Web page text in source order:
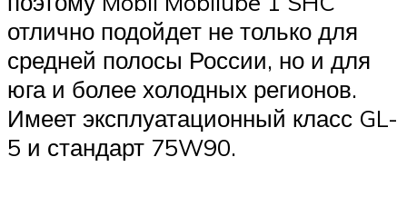
отлично подойдет не только для
средней полосы России, но и для
юга и более холодных регионов.
Имеет эксплуатационный класс GL-
5 и стандарт 75W90.